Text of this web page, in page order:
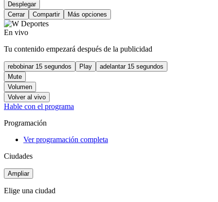
Desplegar
Cerrar
Compartir Más opciones
En vivo
Tu contenido empezará después de la publicidad
rebobinar 15 segundos Play
adelantar 15 segundos
Mute
Volumen
Volver al vivo
Hable con el programa
Programación
Ver programación completa
Ciudades
Ampliar
Elige una ciudad